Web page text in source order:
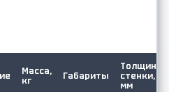
Масса,
кг
Габариты
Толщина
стенки,
мм